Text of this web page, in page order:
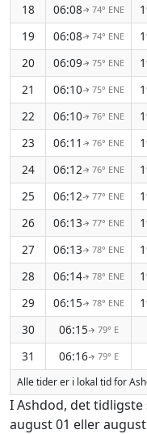
18
06:08↑ 74° ENE
19
06:08↑ 74° ENE
20
06:09↑ 75° ENE
21
06:10↑ 75° ENE
22
06:10↑ 76° ENE
23
06:11 ↑ 76° ENE
24
06:12↑ 76° ENE
25
06:12↑ 77° ENE
26
06:13↑ 77° ENE
27
06:13↑ 78° ENE
28
06:14↑ 78° ENE
29
06:15↑ 78° ENE
30
06:15↑ 79° E
31
06:16↑ 79° E
Alle tider er i lokal tid for
I Ashdod, det
august 01 eller